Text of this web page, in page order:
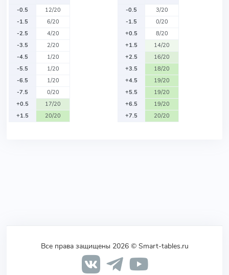
-0.5
12/20
-1.5
6/20
-2.5
4/20
-3.5
2/20
-4.5
1/20
-5.5
1/20
-6.5
1/20
-7.5
0/20
+0.5
17/20
+1.5
20/20
-0.5
3/20
-1.5
0/20
+0.5
8/20
+1.5
14/20
+2.5
16/20
+3.5
18/20
+4.5
19/20
+5.5
19/20
+6.5
19/20
+7.5
20/20
Все права защищены 2026 © Smart-tables.ru